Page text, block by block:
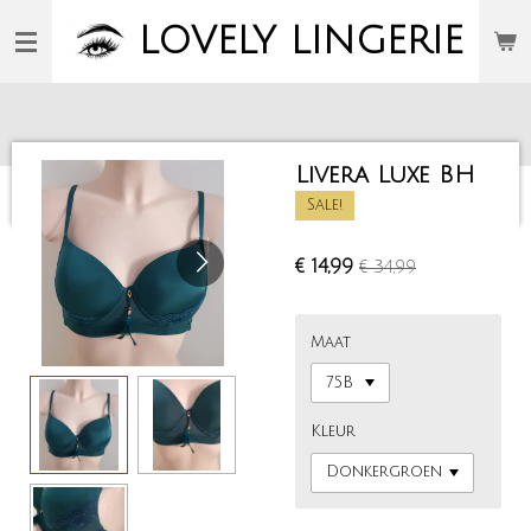
direct
LOVELY LINGERIE
Livera Luxe BH
Sale!
€ 14,99 € 34,99
Maat
Kleur